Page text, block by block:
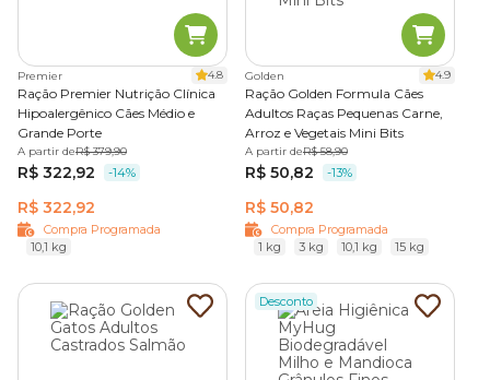
Premier 4.8
Ração Premier Nutrição Clínica
Hipoalergênico Cães Médio e
Grande Porte
A partir deR$ 379,90
R$ 322,92 -14%
R$ 322,92
Compra Programada
10,1 kg
Golden 4.9
Ração Golden Formula Cães
Adultos Raças Pequenas Carne,
Arroz e Vegetais Mini Bits
A partir deR$ 58,90
R$ 50,82 -13%
R$ 50,82
Compra Programada
1 kg
3 kg 10,1 kg 15 kg
Desconto